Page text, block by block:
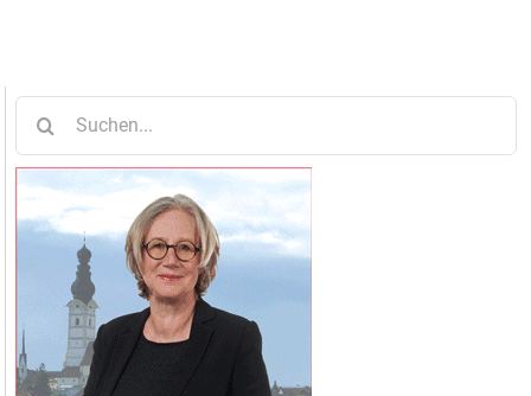
nach: